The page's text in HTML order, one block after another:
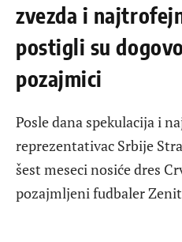
zvezda i
postigli su
pozajmici
Posle dana spekulacija i
reprezentativac Srbije
šest meseci nosiće dres
pozajmljeni fudbaler